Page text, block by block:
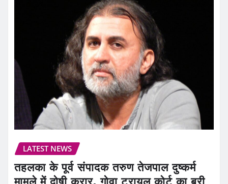
LATEST NEWS
तहलका के पूर्व संपादक तरुण तेजपाल दुष्कर्म
मामले में दोषी करार, गोवा ट्रायल कोर्ट का बरी